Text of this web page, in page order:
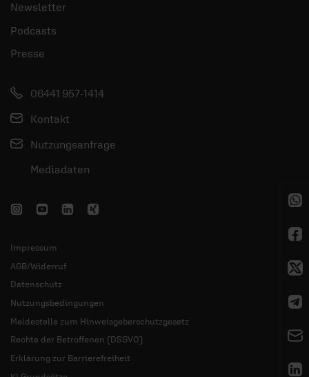
Newsletter
Podcasts
Presse
06441 957-1414
Kontakt
Nutzungsanfrage
Mediadaten
Impressum
AGB/Widerruf
Datenschutz
Nutzungsbedingungen
Meldestelle zum Hinweisgeberschutzgesetz
Rechte der Betroffenen (DSGVO)
Erklärung zur Barrierefreiheit